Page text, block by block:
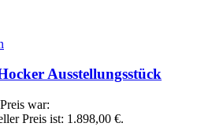
Ausstellungsstück
war:
Preis ist: 1.898,00 €.